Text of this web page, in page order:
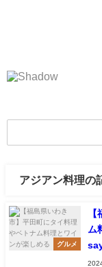
アジアン料理の
グルメ
ム